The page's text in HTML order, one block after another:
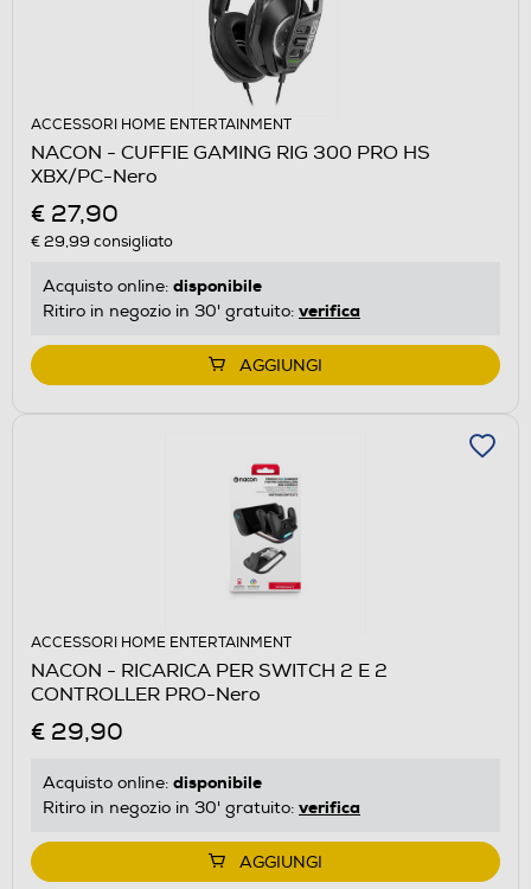
ACCESSORI HOME ENTERTAINMENT
NACON - CUFFIE GAMING RIG 300 PRO HS
XBX/PC-Nero
€ 27,90
€ 29,99 consigliato
Acquisto online: disponibile
Ritiro in negozio in 30' gratuito: verifica
AGGIUNGI
ACCESSORI HOME ENTERTAINMENT
NACON - RICARICA PER SWITCH 2 E 2
CONTROLLER PRO-Nero
€ 29,90
Acquisto online: disponibile
Ritiro in negozio in 30' gratuito: verifica
AGGIUNGI